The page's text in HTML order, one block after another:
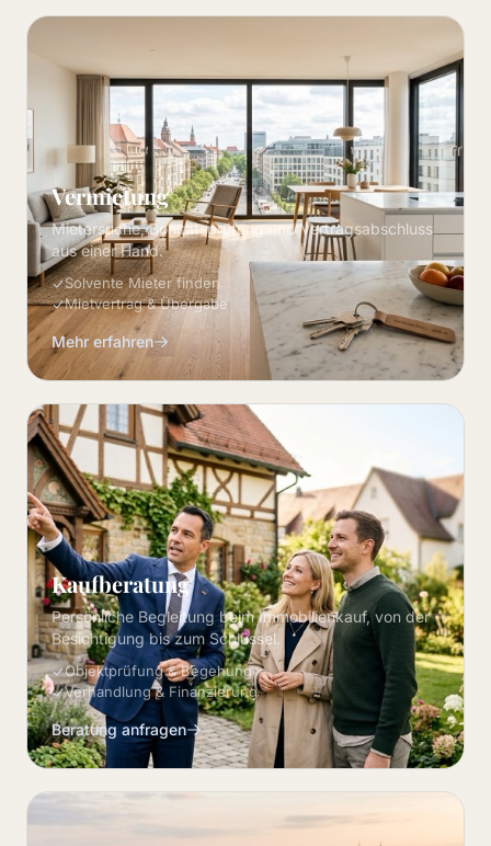
Vermietung
Mietersuche, Bonitätsprüfung und Vertragsabschluss
aus einer Hand.
Solvente Mieter finden
Mietvertrag & Übergabe
Mehr erfahren
Kaufberatung
Persönliche Begleitung beim Immobilienkauf, von der
Besichtigung bis zum Schlüssel.
Objektprüfung & Begehung
Verhandlung & Finanzierung
Beratung anfragen